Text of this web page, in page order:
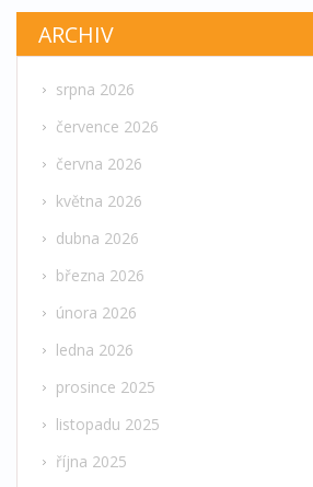
ARCHIV
srpna 2026
července 2026
června 2026
května 2026
dubna 2026
března 2026
února 2026
ledna 2026
prosince 2025
listopadu 2025
října 2025